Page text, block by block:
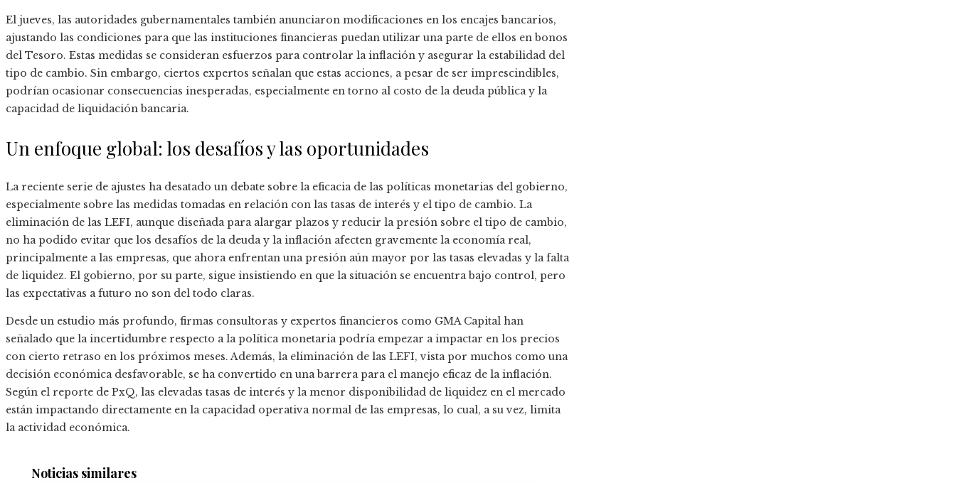
El jueves, las autoridades gubernamentales también anunciaron modificaciones en los encajes bancarios,
ajustando las condiciones para que las instituciones financieras puedan utilizar una parte de ellos en bonos
del Tesoro. Estas medidas se consideran esfuerzos para controlar la inflación y asegurar la estabilidad del
tipo de cambio. Sin embargo, ciertos expertos señalan que estas acciones, a pesar de ser imprescindibles,
podrían ocasionar consecuencias inesperadas, especialmente en torno al costo de la deuda pública y la
capacidad de liquidación bancaria.
Un enfoque global: los desafíos y las oportunidades
La reciente serie de ajustes ha desatado un debate sobre la eficacia de las políticas monetarias del gobierno,
especialmente sobre las medidas tomadas en relación con las tasas de interés y el tipo de cambio. La
eliminación de las LEFI, aunque diseñada para alargar plazos y reducir la presión sobre el tipo de cambio,
no ha podido evitar que los desafíos de la deuda y la inflación afecten gravemente la economía real,
principalmente a las empresas, que ahora enfrentan una presión aún mayor por las tasas elevadas y la falta
de liquidez. El gobierno, por su parte, sigue insistiendo en que la situación se encuentra bajo control, pero
las expectativas a futuro no son del todo claras.
Desde un estudio más profundo, firmas consultoras y expertos financieros como GMA Capital han
señalado que la incertidumbre respecto a la política monetaria podría empezar a impactar en los precios
con cierto retraso en los próximos meses. Además, la eliminación de las LEFI, vista por muchos como una
decisión económica desfavorable, se ha convertido en una barrera para el manejo eficaz de la inflación.
Según el reporte de PxQ, las elevadas tasas de interés y la menor disponibilidad de liquidez en el mercado
están impactando directamente en la capacidad operativa normal de las empresas, lo cual, a su vez, limita
la actividad económica.
Noticias similares